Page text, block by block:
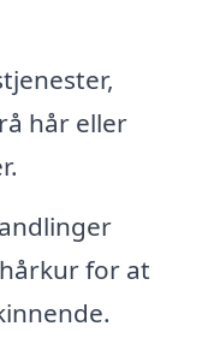
hår eller
for at